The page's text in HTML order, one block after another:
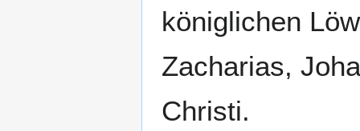
königlichen
Zacharias,
Christi.